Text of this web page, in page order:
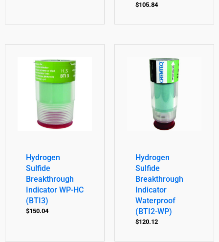
$105.84
Hydrogen
Sulfide
Breakthrough
Indicator WP-HC
(BTI3)
$150.04
Hydrogen
Sulfide
Breakthrough
Indicator
Waterproof
(BTI2-WP)
$120.12